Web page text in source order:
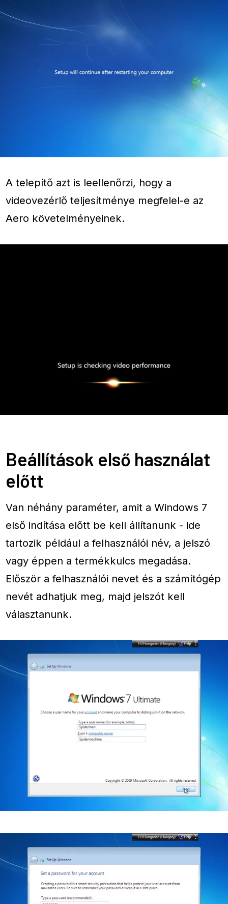
A telepítő azt is leellenőrzi, hogy a
videovezérlő teljesítménye megfelel-e az
Aero követelményeinek.
Beállítások első használat
előtt
Van néhány paraméter, amit a Windows 7
első indítása előtt be kell állítanunk - ide
tartozik például a felhasználói név, a jelszó
vagy éppen a termékkulcs megadása.
Először a felhasználói nevet és a számítógép
nevét adhatjuk meg, majd jelszót kell
választanunk.